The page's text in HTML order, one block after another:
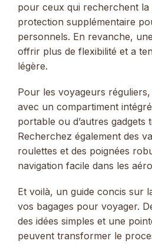
pour ceux qui recherchent la
protection supplémentaire
personnels. En revanche,
offrir plus de flexibilité et a
légère.
Pour les voyageurs
avec un compartiment
portable ou d’autres gadgets
Recherchez également des
roulettes et des poignées
navigation facile dans les
Et voilà, un guide concis sur
vos bagages pour voyager.
des idées simples et une
peuvent transformer le